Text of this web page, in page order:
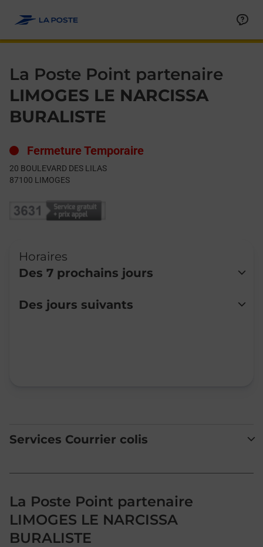
La Poste Point partenaire
LIMOGES LE NARCISSA
BURALISTE
Fermeture Temporaire
20 BOULEVARD DES LILAS
87100 LIMOGES
Horaires
Des 7 prochains jours
Lundi
Fermé
Des jours suivants
Services Courrier colis
La Poste Point partenaire
LIMOGES LE NARCISSA
BURALISTE